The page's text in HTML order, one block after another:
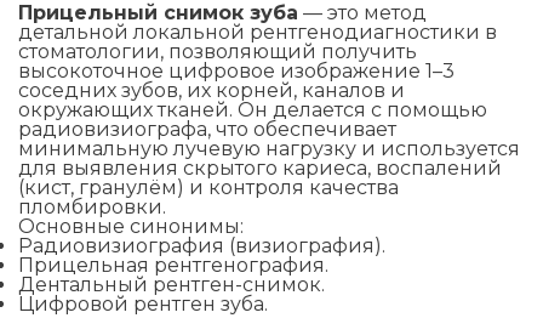
Прицельный снимок зуба — это метод
детальной локальной рентгенодиагностики в
стоматологии, позволяющий получить
высокоточное цифровое изображение 1–3
соседних зубов, их корней, каналов и
окружающих тканей. Он делается с помощью
радиовизиографа, что обеспечивает
минимальную лучевую нагрузку и используется
для выявления скрытого кариеса, воспалений
(кист, гранулём) и контроля качества
пломбировки.
Основные синонимы:
Радиовизиография (визиография).
Прицельная рентгенография.
Дентальный рентген-снимок.
Цифровой рентген зуба.